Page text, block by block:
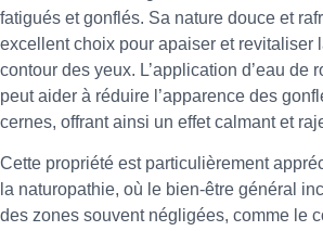
fatigués et gonflés. Sa nature douce et
excellent choix pour apaiser et revitaliser
contour des yeux. L’application d’eau de
peut aider à réduire l’apparence des
cernes, offrant ainsi un effet calmant et
Cette propriété est particulièrement
la naturopathie, où le bien-être général
des zones souvent négligées, comme le